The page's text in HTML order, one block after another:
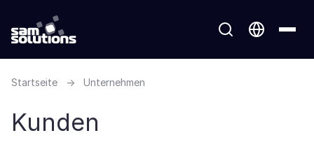
Startseite → Unternehmen
Kunden